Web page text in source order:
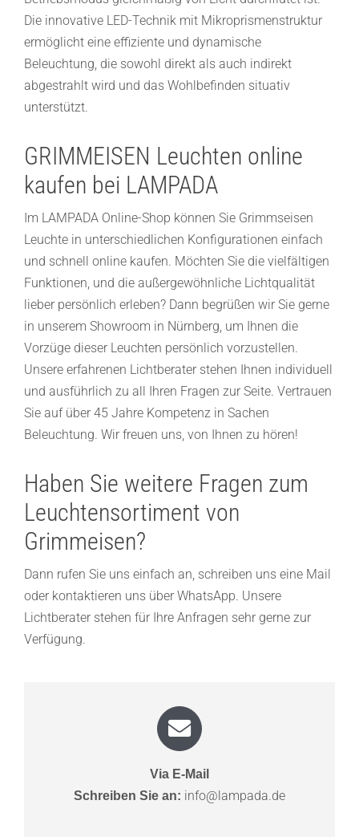
Die innovative LED-Technik mit Mikroprismenstruktur
ermöglicht eine effiziente und dynamische
Beleuchtung, die sowohl direkt als auch indirekt
abgestrahlt wird und das Wohlbefinden situativ
unterstützt.
GRIMMEISEN Leuchten online
kaufen bei LAMPADA
Im LAMPADA Online-Shop können Sie Grimmseisen
Leuchte in unterschiedlichen Konfigurationen einfach
und schnell online kaufen. Möchten Sie die vielfältigen
Funktionen, und die außergewöhnliche Lichtqualität
lieber persönlich erleben? Dann begrüßen wir Sie gerne
in unserem Showroom in Nürnberg, um Ihnen die
Vorzüge dieser Leuchten persönlich vorzustellen.
Unsere erfahrenen Lichtberater stehen Ihnen individuell
und ausführlich zu all Ihren Fragen zur Seite. Vertrauen
Sie auf über 45 Jahre Kompetenz in Sachen
Beleuchtung. Wir freuen uns, von Ihnen zu hören!
Haben Sie weitere Fragen zum
Leuchtensortiment von
Grimmeisen?
Dann rufen Sie uns einfach an, schreiben uns eine Mail
oder kontaktieren uns über WhatsApp. Unsere
Lichtberater stehen für Ihre Anfragen sehr gerne zur
Verfügung.
Via E-Mail
Schreiben Sie an: info@lampada.de